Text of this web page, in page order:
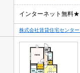
インターネット無料★
株式会社賃貸住宅センタ